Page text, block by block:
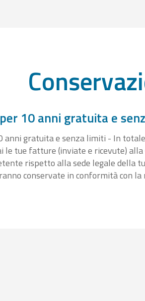
10 anni gratuita e
anni gratuita e senza limiti - In
le tue fatture (inviate e ricevute) alla
rispetto alla sede legale della
conservate in conformità con